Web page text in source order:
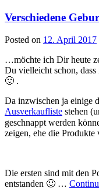
Verschiedene
Posted on 12. April 2017
…möchte ich Dir heute
Du vielleicht schon,
🙂 .
Da inzwischen ja einige
Ausverkaufliste stehen
geschnappt werden
zeigen, ehe die
Die ersten sind mit den
entstanden 🙂 …